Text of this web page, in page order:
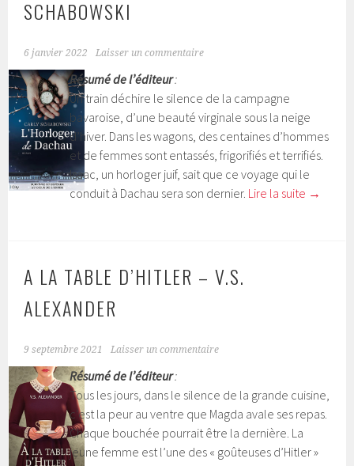
SCHABOWSKI
6 janvier 2022 Laisser un commentaire
Résumé de l’éditeur:
Un train déchire le silence de la campagne
bavaroise, d’une beauté virginale sous la neige
d’hiver. Dans les wagons, des centaines d’hommes
et de femmes sont entassés, frigorifiés et terrifiés.
Isaac, un horloger juif, sait que ce voyage qui le
conduit à Dachau sera son dernier. Lire la suite →
A LA TABLE D’HITLER – V.S.
ALEXANDER
9 septembre 2021 Laisser un commentaire
Résumé de l’éditeur:
Tous les jours, dans le silence de la grande cuisine,
c’est la peur au ventre que Magda avale ses repas.
Chaque bouchée pourrait être la dernière. La
jeune femme est l’une des « goûteuses d’Hitler »